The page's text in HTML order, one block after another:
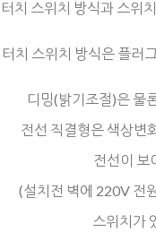
터치 스위치 방식과 스위
터치 스위치 방식은 플러
디밍(밝기조절)은 물
전선 직결형은 색상변
전선이 보
(설치전 벽에 220V 전
스위치가